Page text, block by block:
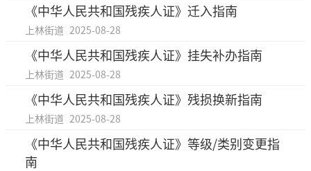
《中华人民共和国残疾人证》迁入指南
上林街道 2025-08-28
《中华人民共和国残疾人证》挂失补办指南
上林街道 2025-08-28
《中华人民共和国残疾人证》残损换新指南
上林街道 2025-08-28
《中华人民共和国残疾人证》等级/类别变更指
南